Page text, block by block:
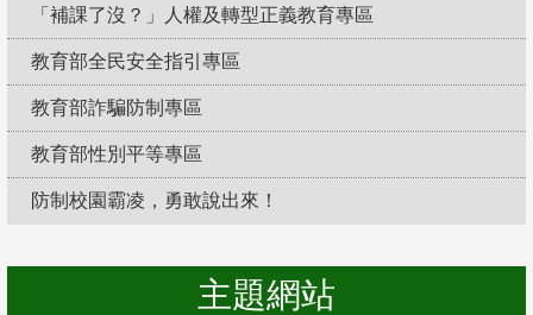
「補課了沒？」人權及轉型正義教育專區
教育部全民安全指引專區
教育部詐騙防制專區
教育部性別平等專區
防制校園霸凌，勇敢說出來！
主題網站